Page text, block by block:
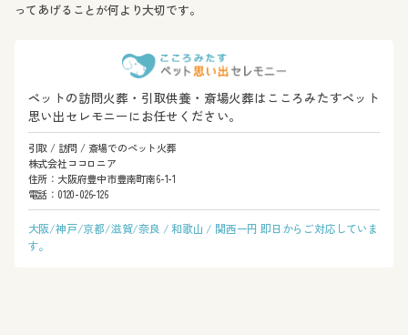
ってあげることが何より大切です。
ペットの訪問火葬・引取供養・斎場火葬はこころみたすペット
思い出セレモニーにお任せください。
引取 / 訪問 / 斎場でのペット火葬
株式会社ココロニア
住所：大阪府豊中市豊南町南6-1-1
電話：0120-026-126
大阪/神戸/京都/滋賀/奈良 / 和歌山 / 関西一円 即日からご対応していま
す。